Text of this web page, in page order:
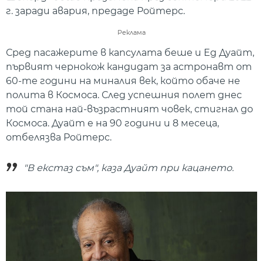
г. заради авария, предаде Ройтерс.
Реклама
Сред пасажерите в капсулата беше и Ед Дуайт,
първият чернокож кандидат за астронавт от
60-те години на миналия век, който обаче не
полита в Космоса. След успешния полет днес
той стана най-възрастният човек, стигнал до
Космоса. Дуайт е на 90 години и 8 месеца,
отбелязва Ройтерс.
"В екстаз съм", каза Дуайт при кацането.